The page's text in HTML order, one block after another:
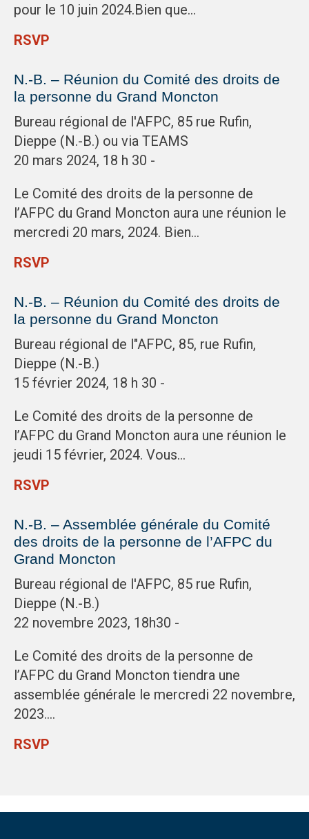
pour le 10 juin 2024.Bien que…
RSVP
N.-B. – Réunion du Comité des droits de
la personne du Grand Moncton
Bureau régional de l'AFPC, 85 rue Rufin,
Dieppe (N.-B.) ou via TEAMS
20 mars 2024, 18 h 30 -
Le Comité des droits de la personne de
l’AFPC du Grand Moncton aura une réunion le
mercredi 20 mars, 2024. Bien…
RSVP
N.-B. – Réunion du Comité des droits de
la personne du Grand Moncton
Bureau régional de l"AFPC, 85, rue Rufin,
Dieppe (N.-B.)
15 février 2024, 18 h 30 -
Le Comité des droits de la personne de
l’AFPC du Grand Moncton aura une réunion le
jeudi 15 février, 2024. Vous…
RSVP
N.-B. – Assemblée générale du Comité
des droits de la personne de l’AFPC du
Grand Moncton
Bureau régional de l'AFPC, 85 rue Rufin,
Dieppe (N.-B.)
22 novembre 2023, 18h30 -
Le Comité des droits de la personne de
l’AFPC du Grand Moncton tiendra une
assemblée générale le mercredi 22 novembre,
2023….
RSVP